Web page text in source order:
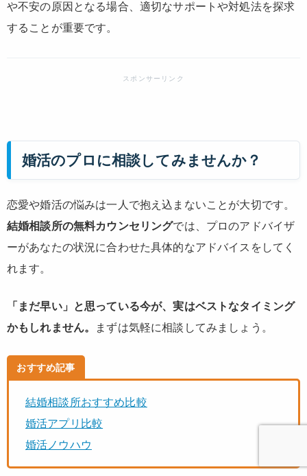
や不安の原因となる場合、適切なサポートや対処法を探求
することが重要です。
婚活のプロに相談してみませんか？
恋愛や婚活の悩みは一人で抱え込まないことが大切です。
結婚相談所の無料カウンセリングでは、プロのアドバイザ
ーがあなたの状況に合わせた具体的なアドバイスをしてく
れます。
「まだ早い」と思っている今が、実はベストなタイミング
かもしれません。
まずは気軽に相談してみましょう。
おすすめ記事
結婚相談所おすすめ比較
婚活アプリ比較
婚活ノウハウ